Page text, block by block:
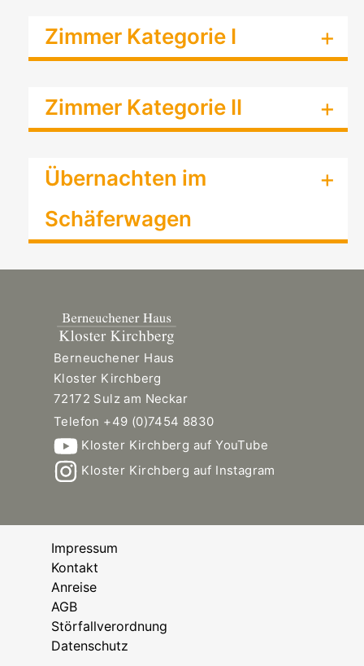
Zimmer Kategorie I
Zimmer Kategorie II
Übernachten im
Schäferwagen
Berneuchener Haus
Kloster Kirchberg
72172 Sulz am Neckar
Telefon +49 (0)7454 8830
Kloster Kirchberg auf YouTube
Kloster Kirchberg auf Instagram
Impressum
Kontakt
Anreise
AGB
Störfallverordnung
Datenschutz